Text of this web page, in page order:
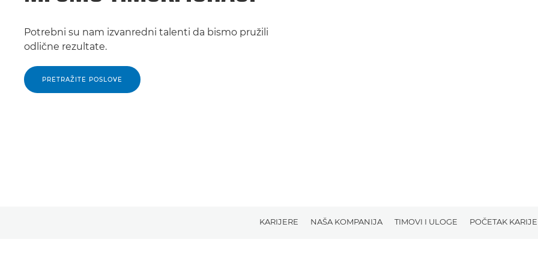
Potrebni su nam izvanredni talenti da bismo pružili
odlične rezultate.
PRETRAŽITE POSLOVE
KARIJERE NAŠA KOMPANIJA TIMOVI I ULOGE POČETAK